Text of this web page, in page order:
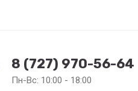
8 (727) 970-56-64
Пн-Вс: 10:00 - 18:00